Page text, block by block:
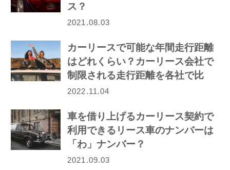
ス？
2021.08.03
カーリースで可能な年間走行距離
はどれくらい？カーリース会社で
制限される走行距離を各社で比
較！
2022.11.04
車を借り上げるカーリース契約で
利用できるリース車のナンバーは
「わ」ナンバー？
2021.09.03